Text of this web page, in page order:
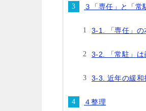
３「専任」と「常
3-1. 「専任」の
3-2. 「常駐」は
3-3. 近年の緩和
４整理